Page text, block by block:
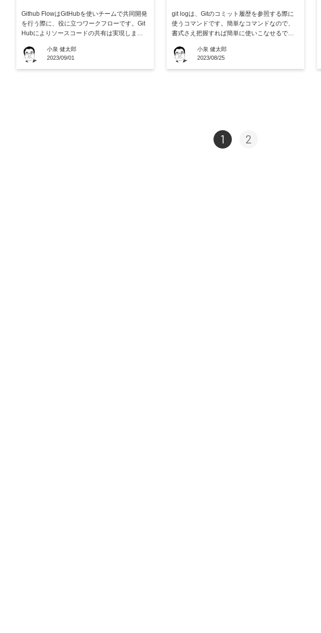
Github FlowはGitHubを使いチームで共同開発
を行う際に、役に立つワークフローです。Git
Hubによりソースコードの共有は実現します
ーズに進めることが可能です。 この記事では
GitHub Flowとは何かや、よく比較されるgit-fl
owとの違い、GitH […]
小泉 健太郎
2023/09/01
git logは、Gitのコミット履歴を参照する際に
使うコマンドです。簡単なコマンドなので、
書式さえ把握すれば簡単に使いこなせるでし
ogコマンドの使い方、オプションについて解
説します。それぞれ実行例も掲載しているの
で、あわせて参考にして下さい。 ※すでにGit
小泉 健太郎
2023/08/25
1 2